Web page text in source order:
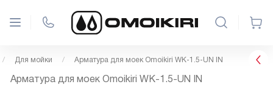
Для мойки Арматура для моек Omoikiri WK-1.5-UN IN
Арматура для моек Omoikiri WK-1.5-UN IN